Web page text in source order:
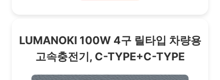
LUMANOKI 100W 4구 릴타입 차량용
고속충전기, C-TYPE+C-TYPE